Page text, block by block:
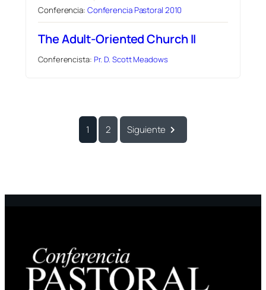
Conferencia: Conferencia Pastoral 2010
The Adult-Oriented Church II
Conferencista: Pr. D. Scott Meadows
1 2 Siguiente